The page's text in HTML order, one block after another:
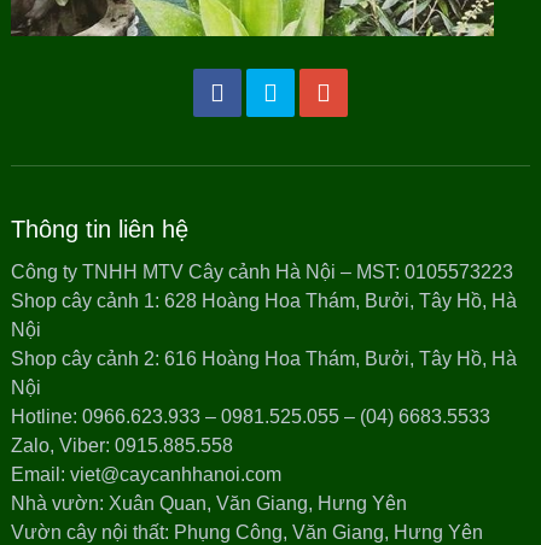
Thông tin liên hệ
Công ty TNHH MTV Cây cảnh Hà Nội – MST: 0105573223
Shop cây cảnh 1: 628 Hoàng Hoa Thám, Bưởi, Tây Hồ, Hà
Nội
Shop cây cảnh 2: 616 Hoàng Hoa Thám, Bưởi, Tây Hồ, Hà
Nội
Hotline: 0966.623.933 – 0981.525.055 – (04) 6683.5533
Zalo, Viber: 0915.885.558
Email: viet@caycanhhanoi.com
Nhà vườn: Xuân Quan, Văn Giang, Hưng Yên
Vườn cây nội thất: Phụng Công, Văn Giang, Hưng Yên